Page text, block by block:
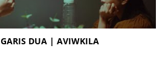
DUA | AVIWKILA